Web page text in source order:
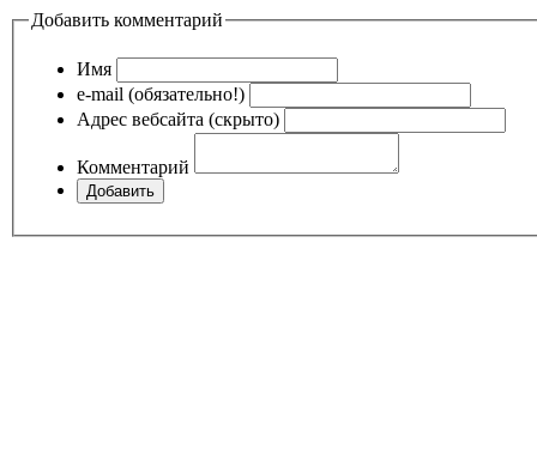
Добавить комментарий
Имя
e-mail (обязательно!)
Адрес вебсайта (скрыто)
Комментарий